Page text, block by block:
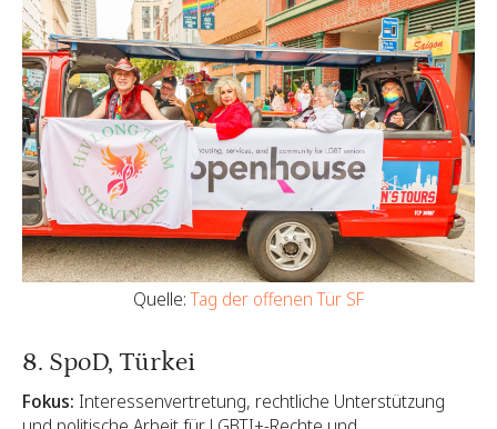
Quelle:Tag der offenen Tür SF
8. SpoD, Türkei
Fokus: Interessenvertretung, rechtliche Unterstützung